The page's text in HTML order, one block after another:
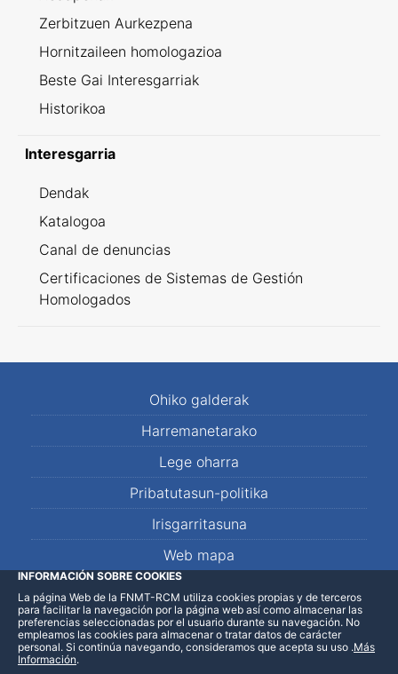
Zerbitzuen Aurkezpena
Hornitzaileen homologazioa
Beste Gai Interesgarriak
Historikoa
Interesgarria
Dendak
Katalogoa
Canal de denuncias
Certificaciones de Sistemas de Gestión
Homologados
Ohiko galderak
Harremanetarako
Lege oharra
Pribatutasun-politika
Irisgarritasuna
Web mapa
LinkedInFacebookWhatsApp
INFORMACIÓN SOBRE COOKIES
La página Web de la FNMT-RCM utiliza cookies propias y de terceros
para facilitar la navegación por la página web así como almacenar las
preferencias seleccionadas por el usuario durante su navegación. No
empleamos las cookies para almacenar o tratar datos de carácter
personal. Si continúa navegando, consideramos que acepta su uso .Más
Información.